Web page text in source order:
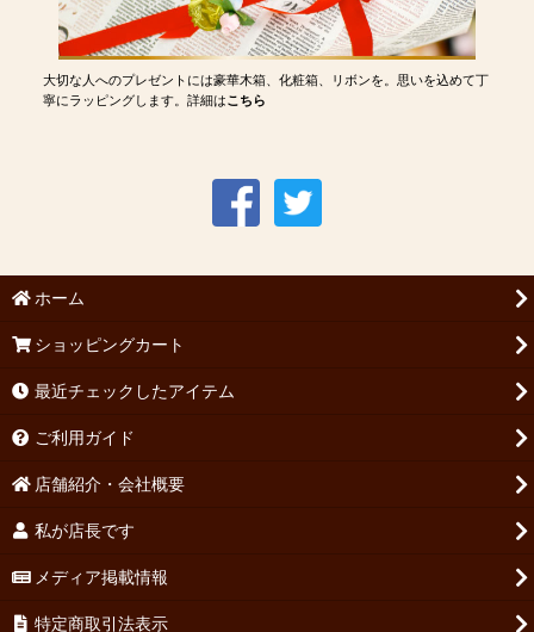
大切な人へのプレゼントには豪華木箱、化粧箱、リボンを。思いを込めて丁
寧にラッピングします。詳細はこちら
ホーム
ショッピングカート
最近チェックしたアイテム
ご利用ガイド
店舗紹介・会社概要
私が店長です
メディア掲載情報
特定商取引法表示